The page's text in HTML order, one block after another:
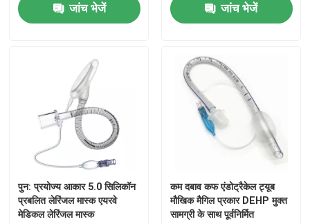
जांच भेजें जांच भेजें
पुन: प्रयोज्य आकार 5.0 सिलिकॉन
प्रबलित लेरिंजल मास्क एयरवे
मेडिकल लेरिंजल मास्क
कम दबाव कफ एंडोट्रैकेल ट्यूब
मौखिक मैगिल प्रकार DEHP मुक्त
सामग्री के साथ पूर्वनिर्मित